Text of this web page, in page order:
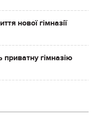
нової гімназії
гімназію